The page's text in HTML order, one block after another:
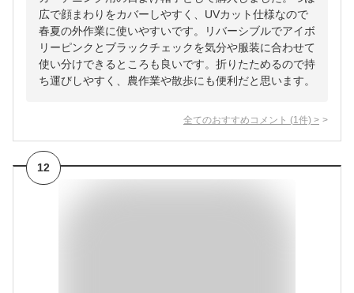
広で顔まわりをカバーしやすく、UVカット仕様なので
春夏の外作業に使いやすいです。リバーシブルでアイボ
リーピンクとブラックチェックを気分や服装に合わせて
使い分けできるところも良いです。折りたためるので持
ち運びしやすく、農作業や散歩にも便利だと思います。
全てのおすすめコメント (1 件) >
12